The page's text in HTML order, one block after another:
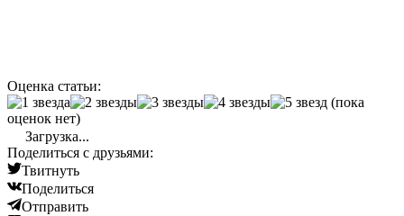
Оценка статьи:
(пока
оценок нет)
Загрузка...
Поделиться с друзьями:
Твитнуть
Поделиться
Отправить